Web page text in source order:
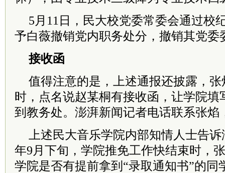
5月11日，民大校党委常委会通过校
予白薇撤销党内职务处分，撤销其党委
接收函
值得注意的是，上述通报还披露，
时，点名说赵某桐有接收函，让学院填
到教务处。澎湃新闻记者电话联系张焰
上述民大音乐学院内部知情人士告
年9月下旬，学院推免工作快结束时，
学院是否有提前拿到“录取通知书”的同